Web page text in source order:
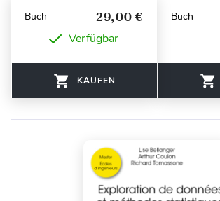
Buch 29,00 €
Verfügbar
KAUFEN
Buch